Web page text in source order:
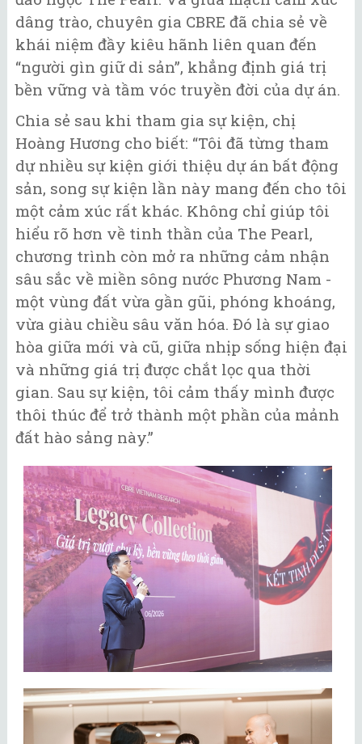
dâng trào, chuyên gia CBRE đã chia sẻ về
khái niệm đầy kiêu hãnh liên quan đến
“người gìn giữ di sản”, khẳng định giá trị
bền vững và tầm vóc truyền đời của dự án.
Chia sẻ sau khi tham gia sự kiện, chị
Hoàng Hương cho biết: “Tôi đã từng tham
dự nhiều sự kiện giới thiệu dự án bất động
sản, song sự kiện lần này mang đến cho tôi
một cảm xúc rất khác. Không chỉ giúp tôi
hiểu rõ hơn về tinh thần của The Pearl,
chương trình còn mở ra những cảm nhận
sâu sắc về miền sông nước Phương Nam -
một vùng đất vừa gần gũi, phóng khoáng,
vừa giàu chiều sâu văn hóa. Đó là sự giao
hòa giữa mới và cũ, giữa nhịp sống hiện đại
và những giá trị được chắt lọc qua thời
gian. Sau sự kiện, tôi cảm thấy mình được
thôi thúc để trở thành một phần của mảnh
đất hào sảng này.”